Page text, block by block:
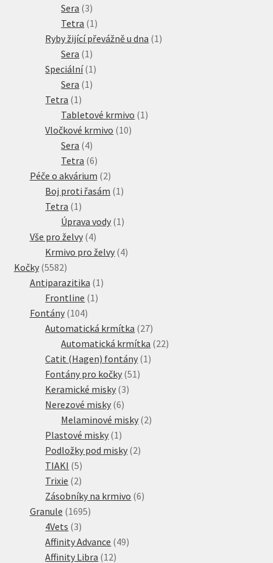
Sera 33
produkty
Tetra 1 1
produkt
Ryby žijící převážně u dna 1 1
Sera 1 1
produkt
Speciální 1 1
Sera 1 1
Tetra 1 1
produkt
Tabletové krmivo 1 1
Vločkové krmivo 1010
Sera 44
produkty
Tetra 66
produktů
Péče o akvárium 22
produkty
Boj proti řasám 1 1
Tetra 1 1
produkt
Úprava vody 1 1
Vše pro želvy 44
produkty
Krmivo pro želvy 44
Kočky 55825582
produktů
Antiparazitika 1 1
Frontline 1 1
Fontány 104104
produktů
Automatická krmítka 2727
produktů
Automatická krmítka 2222
Catit (Hagen) fontány 1 1
Fontány pro kočky 51 51
Keramické misky 33
Nerezové misky 66
produktů
Melaminové misky 22
Plastové misky 1 1
produkt
Podložky pod misky 22
TIAKI 55
produktů
Trixie 22
produkty
Zásobníky na krmivo 66
Granule 16951695
4Vets 33
produkty
Affinity Advance 4949
Affinity Libra 1212